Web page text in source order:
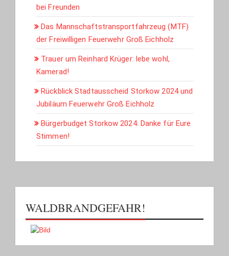
bei Freunden
Das Mannschaftstransportfahrzeug (MTF)
der Freiwilligen Feuerwehr Groß Eichholz
Trauer um Reinhard Krüger: lebe wohl,
Kamerad!
Rückblick Stadtausscheid Storkow 2024 und
Jubiläum Feuerwehr Groß Eichholz
Bürgerbudget Storkow 2024: Danke für Eure
Stimmen!
WALDBRANDGEFAHR!